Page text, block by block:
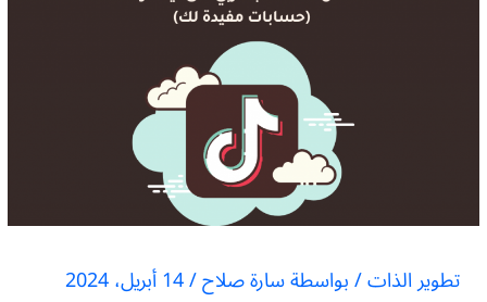
تطوير الذات/ بواسطةسارة صلاح/14 أبريل، 2024